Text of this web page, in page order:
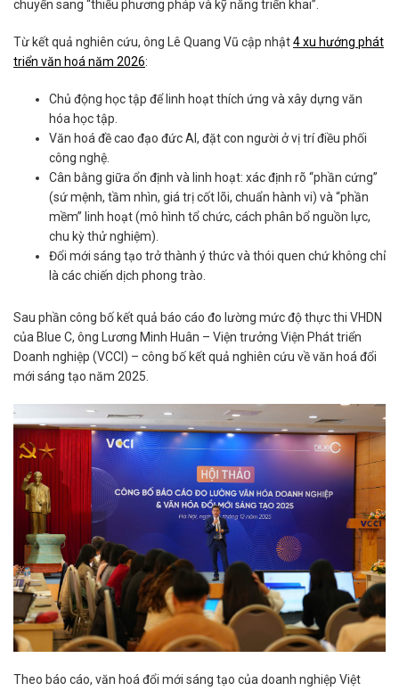
chuyển sang “thiếu phương pháp và kỹ năng triển khai”.
Từ kết quả nghiên cứu, ông Lê Quang Vũ cập nhật4 xu hướng phát
triển văn hoá năm 2026:
Chủ động học tập để linh hoạt thích ứng và xây dựng văn
hóa học tập.
Văn hoá đề cao đạo đức AI, đặt con người ở vị trí điều phối
công nghệ.
Cân bằng giữa ổn định và linh hoạt: xác định rõ “phần cứng”
(sứ mệnh, tầm nhìn, giá trị cốt lõi, chuẩn hành vi) và “phần
mềm” linh hoạt (mô hình tổ chức, cách phân bổ nguồn lực,
chu kỳ thử nghiệm).
Đổi mới sáng tạo trở thành ý thức và thói quen chứ không chỉ
là các chiến dịch phong trào.
Sau phần công bố kết quả báo cáo đo lường mức độ thực thi VHDN
của Blue C, ông Lương Minh Huân – Viện trưởng Viện Phát triển
Doanh nghiệp (VCCI) – công bố kết quả nghiên cứu về văn hoá đổi
mới sáng tạo năm 2025.
Theo báo cáo, văn hoá đổi mới sáng tạo của doanh nghiệp Việt